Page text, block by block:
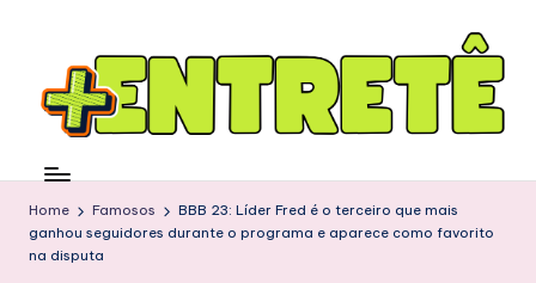
Home Famosos
BBB 23: Líder Fred é o terceiro que mais
ganhou seguidores durante o programa e aparece como favorito
na disputa